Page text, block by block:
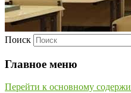
Поиск
Главное меню
Перейти к основному